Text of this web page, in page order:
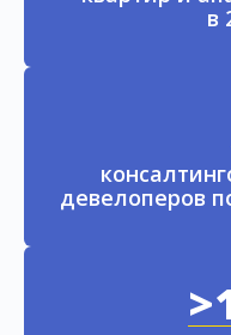
в
девелоперов